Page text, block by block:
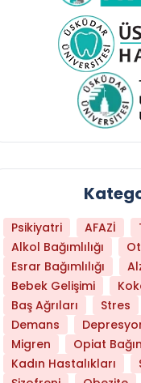
Daha Az Protein
Psikiyatri AFAZİ
Alkol Bağımlılığı
Esrar Bağımlılığı
Bebek Gelişimi
Baş Ağrıları
Stres
Demans
Migren
Opiat
Kadın Hastalıkları